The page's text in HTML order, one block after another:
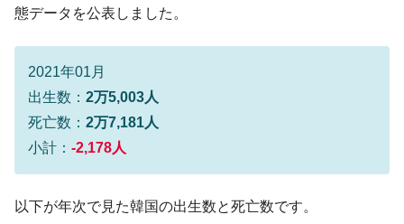
『Money1』
【日本市場再挑戦中】韓国『現代自動車』
07月販売台数は去年のほぼ半分「71台」しか売れなかっ
た。『起亜』は9台だけ
『Money1』
ても」⇒ 257万人赦免したのに60万人がまた延滞者に転
落！
『Money1』
韓国K9専用砲弾･装薬自動供給装甲車両･珍
韓国「2026年07月の輸出入」絶好調。半導
体だけで410億ドル、輸出全体の41％もある
態データを公表しました。
2021年01月
出生数： 2万5,003人
死亡数： 2万7,181人
小計： -2,178人
以下が年次で見た韓国の出生数と死亡数です。